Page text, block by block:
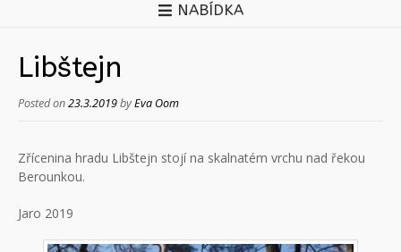
NABÍDKA
Libštejn
Posted on23.3.2019byEva Oom
Zřícenina hradu Libštejn stojí na skalnatém vrchu nad řekou
Berounkou.
Jaro 2019